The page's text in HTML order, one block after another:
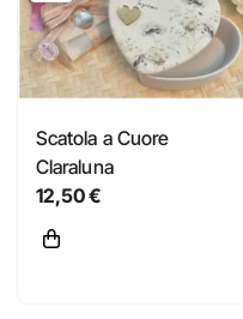
Scatola a Cuore
Claraluna
12,50 €